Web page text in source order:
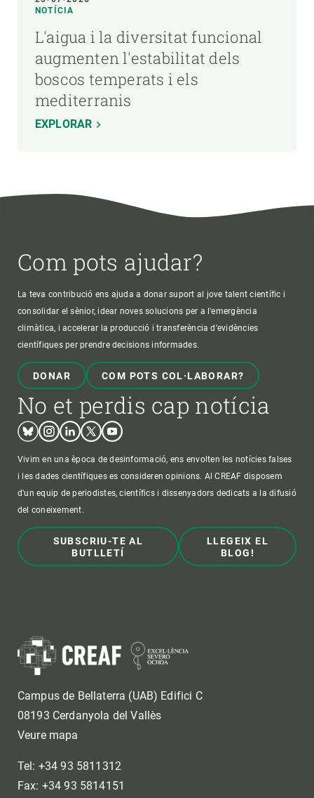
NOTÍCIA
L'aigua i la diversitat funcional
augmenten l'estabilitat dels
boscos temperats i els
mediterranis
EXPLORAR
Com pots ajudar?
La teva contribució ens ajuda a donar suport al jove talent científic i
consolidar el sènior, idear noves solucions per a l'emergència
climàtica, i accelerar la producció i transferència d’evidències
científiques per prendre decisions informades.
DONAR COM POTS COL·LABORAR?
No et perdis cap notícia
BlueskyInstagram
LinkedinTwitterYoutube
Vivim en una època de desinformació, ens envolten les notícies falses
i les dades científiques es consideren opinions. Al CREAF disposem
d'un equip de periodistes, científics i dissenyadors dedicats a la difusió
del coneixement.
SUBSCRIU-TE AL
BUTLLETÍ
LLEGEIX EL
BLOG!
Campus de Bellaterra (UAB) Edifici C
08193 Cerdanyola del Vallès
Veure mapa
Tel: +34 93 5811312
Fax: +34 93 5814151